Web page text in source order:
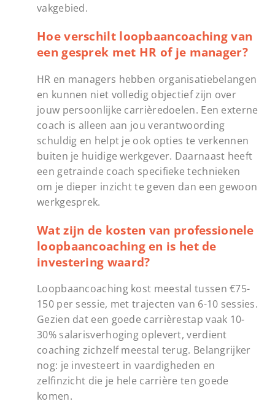
vakgebied.
Hoe verschilt loopbaancoaching van
een gesprek met HR of je manager?
HR en managers hebben organisatiebelangen
en kunnen niet volledig objectief zijn over
jouw persoonlijke carrièredoelen. Een externe
coach is alleen aan jou verantwoording
schuldig en helpt je ook opties te verkennen
buiten je huidige werkgever. Daarnaast heeft
een getrainde coach specifieke technieken
om je dieper inzicht te geven dan een gewoon
werkgesprek.
Wat zijn de kosten van professionele
loopbaancoaching en is het de
investering waard?
Loopbaancoaching kost meestal tussen €75-
150 per sessie, met trajecten van 6-10 sessies.
Gezien dat een goede carrièrestap vaak 10-
30% salarisverhoging oplevert, verdient
coaching zichzelf meestal terug. Belangrijker
nog: je investeert in vaardigheden en
zelfinzicht die je hele carrière ten goede
komen.